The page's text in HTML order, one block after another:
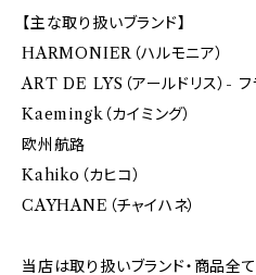
【主な取り扱いブランド】
HARMONIER（ハルモニア）
ART DE LYS（アールドリス）- フ
Kaemingk（カイミング）
欧州航路
Kahiko（カヒコ）
CAYHANE（チャイハネ）
当店は取り扱いブランド・商品全て